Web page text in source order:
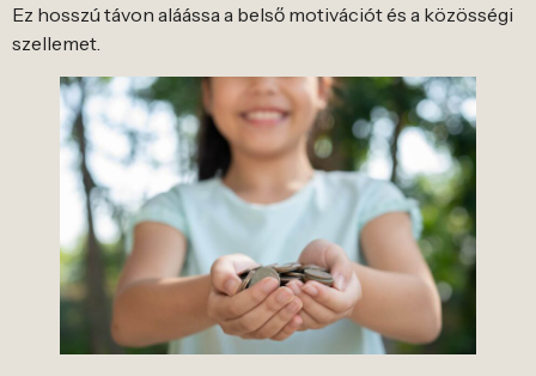
Ez hosszú távon aláássa a belső motivációt és a közösségi
szellemet.